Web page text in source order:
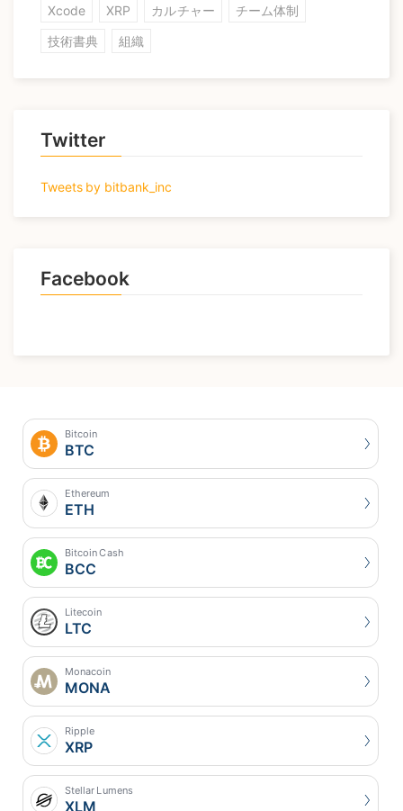
Xcode
XRP カルチャー
チーム体制
技術書典
組織
Twitter
Tweets by bitbank_inc
Facebook
Bitcoin
BTC
Ethereum
ETH
Bitcoin Cash
BCC
Litecoin
LTC
Monacoin
MONA
Ripple
XRP
Stellar Lumens
XLM